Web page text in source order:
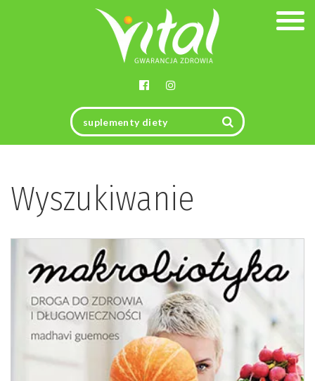
Wyszukiwanie